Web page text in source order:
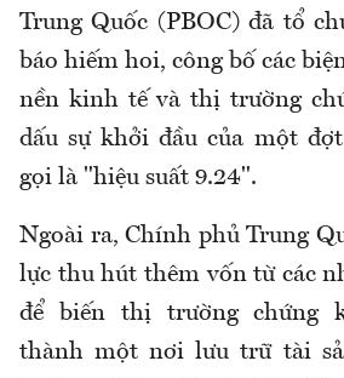
Trung Quốc (PBOC) đã tổ
báo hiếm hoi, công bố các
nền kinh tế và thị trường
dấu sự khởi đầu của một
gọi là "hiệu suất 9.24".
Ngoài ra, Chính phủ Trung
lực thu hút thêm vốn từ các
để biến thị trường chứng
thành một nơi lưu trữ tài